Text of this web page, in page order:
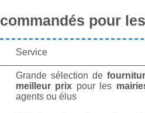
pour
Service
Grande sélection de
meilleur prix pour les
agents ou élus